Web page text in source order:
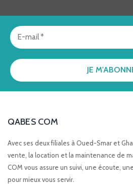
QABES COM
Avec ses deux filiales à Oued-Smar et
vente, la location et la maintenance de
COM vous assure un suivi, une écoute,
pour mieux vous servir.